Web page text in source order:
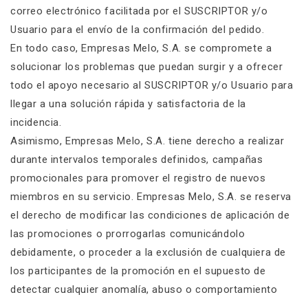
correo electrónico facilitada por el SUSCRIPTOR y/o
Usuario para el envío de la confirmación del pedido.
En todo caso, Empresas Melo, S.A. se compromete a
solucionar los problemas que puedan surgir y a ofrecer
todo el apoyo necesario al SUSCRIPTOR y/o Usuario para
llegar a una solución rápida y satisfactoria de la
incidencia.
Asimismo, Empresas Melo, S.A. tiene derecho a realizar
durante intervalos temporales definidos, campañas
promocionales para promover el registro de nuevos
miembros en su servicio. Empresas Melo, S.A. se reserva
el derecho de modificar las condiciones de aplicación de
las promociones o prorrogarlas comunicándolo
debidamente, o proceder a la exclusión de cualquiera de
los participantes de la promoción en el supuesto de
detectar cualquier anomalía, abuso o comportamiento